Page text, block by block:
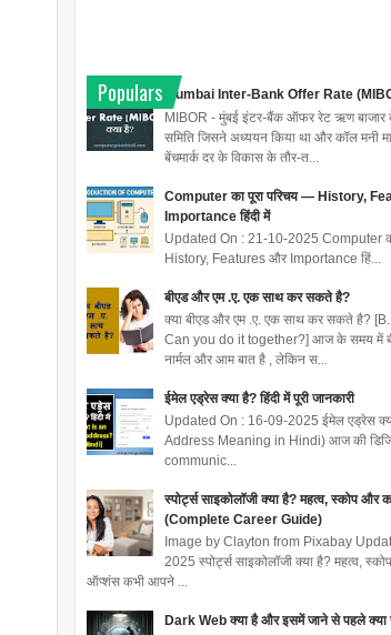
Populars
Mumbai Inter-Bank Offer Rate
MIBOR - मुंबई इंटर-बैंक ऑफर रेट ऋण बाजार
समिति जिसने अध्ययन किया था और कॉल मनी
बेंचमार्क दर के विकास के तौर-त...
Computer का पूरा परिचय — History,
Importance हिंदी में
Updated On : 21-10-2025 Computer
History, Features और Importance हिं...
बीएड और एम .ए. एक साथ कर सकते है?
क्या बीएड और एम .ए. एक साथ कर सकते है?
Can you do it together?] आज के समय में
नार्मल और आम बात है , लेकिन स...
ईमेल एड्रेस क्या है? हिंदी में पूरी जानकारी
Updated On : 16-09-2025 ईमेल एड्रेस
Address Meaning in Hindi) आज की
communic...
स्पोर्ट्स साइकोलॉजी क्या है? महत्व, स्कोप और
(Complete Career Guide)
Image by Clayton from Pixabay
2025 स्पोर्ट्स साइकोलॉजी क्या है? महत्व,
ऑप्शंस कभी आपने ...
Dark Web क्या है और इसमें जाने से पहले क्या